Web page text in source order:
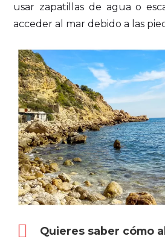
usar zapatillas de agua o
acceder al mar debido a las
Quieres saber cómo